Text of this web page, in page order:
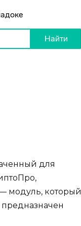
для
модуль, который